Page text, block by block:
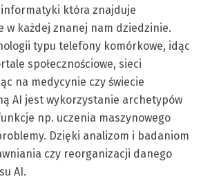
informatyki która znajduje
w każdej znanej nam dziedzinie.
typu telefony komórkowe, idąc
społecznościowe, sieci
na medycynie czy świecie
AI jest wykorzystanie archetypów
np. uczenia maszynowego
Dzięki analizom i badaniom
czy reorganizacji danego
AI.